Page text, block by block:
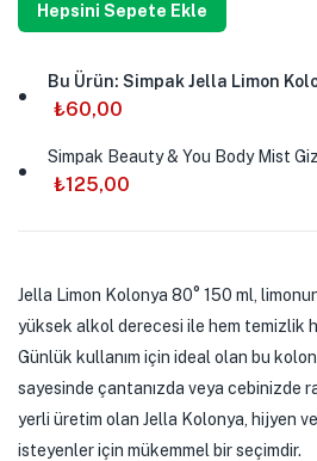
Hepsini Sepete Ekle
Bu Ürün: Simpak Jella Limon
₺60,00
Simpak Beauty & You Body Mist
₺125,00
Jella Limon Kolonya 80° 150 ml,
yüksek alkol derecesi ile hem temizlik
Günlük kullanım için ideal olan bu
sayesinde çantanızda veya cebinizde
yerli üretim olan Jella Kolonya, hijyen
isteyenler için mükemmel bir seçimdir.